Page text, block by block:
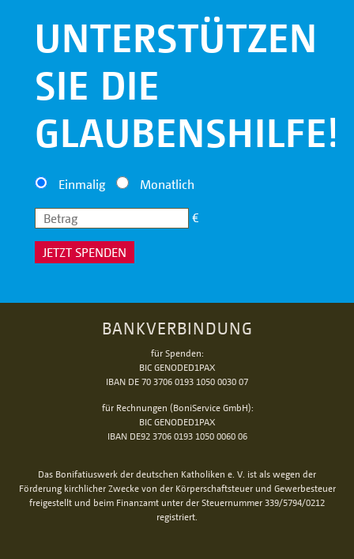
UNTERSTÜTZEN
SIE DIE
GLAUBENSHILFE!
Einmalig Monatlich
€
JETZT SPENDEN
BANKVERBINDUNG
für Spenden:
BIC GENODED1PAX
IBAN DE 70 3706 0193 1050 0030 07
für Rechnungen (BoniService GmbH):
BIC GENODED1PAX
IBAN DE92 3706 0193 1050 0060 06
Das Bonifatiuswerk der deutschen Katholiken e. V. ist als wegen der
Förderung kirchlicher Zwecke von der Körperschaftsteuer und Gewerbesteuer
freigestellt und beim Finanzamt unter der Steuernummer 339/5794/0212
registriert.